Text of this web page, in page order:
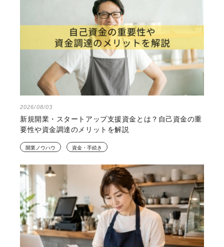
2026/08/03
新規開業・スタートアップ支援資金とは？自己資金の重
要性や資金調達のメリットを解説
開業ノウハウ 資金・手続き